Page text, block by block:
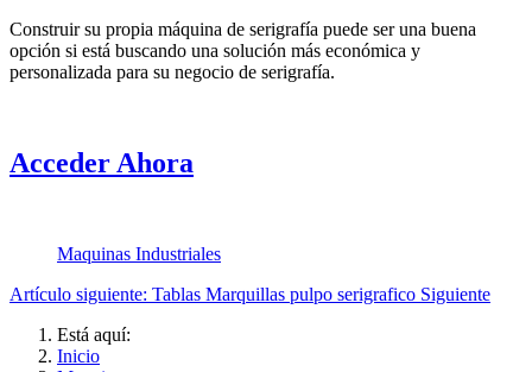
Construir su propia máquina de serigrafía puede ser una buena
opción si está buscando una solución más económica y
personalizada para su negocio de serigrafía.
Acceder Ahora
Maquinas Industriales
Artículo siguiente: Tablas Marquillas pulpo serigrafico Siguiente
Está aquí:
Inicio